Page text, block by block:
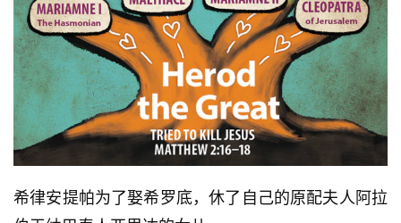
主
日
崇
拜
专
讲
座
希律安提帕为了娶希罗底，休了自己的原配夫人阿拉